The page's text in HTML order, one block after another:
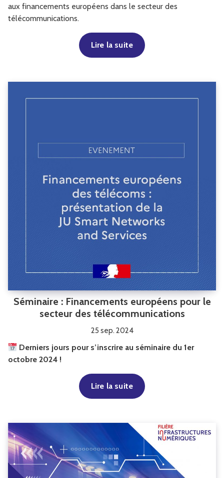
aux financements européens dans le secteur des
télécommunications.
Lire la suite
Séminaire : Financements européens pour le
secteur des télécommunications
25 sep. 2024
Derniers jours pour s’inscrire au séminaire du 1er
octobre 2024 !
Lire la suite